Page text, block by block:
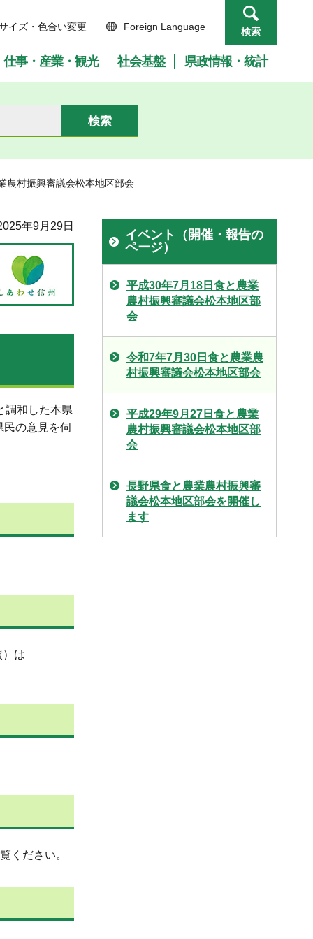
イズ・色合い変更 Foreign Language 検索
仕事・産業・観光 社会基盤 県政情報・統計
農村振興審議会松本地区部会
年9月29日
調和した本県
の意見を伺
は
ください。
イベント（開催・報告の
ページ）
平成30年7月18日食と農業
農村振興審議会松本地区部
会
令和7年7月30日食と農業農
村振興審議会松本地区部会
平成29年9月27日食と農業
農村振興審議会松本地区部
会
長野県食と農業農村振興審
議会松本地区部会を開催し
ます